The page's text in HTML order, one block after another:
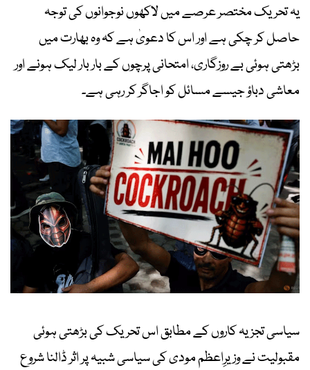
یہ تحریک مختصر عرصے میں لاکھوں نوجوانوں کی توجہ
حاصل کر چکی ہے اور اس کا دعویٰ ہے کہ وہ بھارت میں
بڑھتی ہوئی بے روزگاری، امتحانی پرچوں کے بار بار لیک ہونے اور
معاشی دباؤ جیسے مسائل کو اجاگر کر رہی ہے۔
سیاسی تجزیہ کاروں کے مطابق اس تحریک کی بڑھتی ہوئی
مقبولیت نے وزیرِاعظم مودی کی سیاسی شبیہ پر اثر ڈالنا شروع